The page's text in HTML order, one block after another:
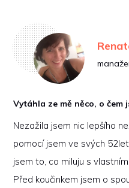
Vytáhla ze mě něco, o čem
Nezažila jsem nic lepšího
pomocí jsem ve svých
jsem to, co miluju s
Před koučinkem jsem o